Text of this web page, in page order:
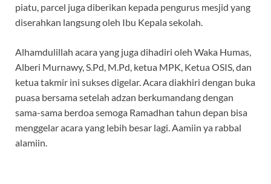
piatu, parcel juga diberikan kepada pengurus mesjid yang
diserahkan langsung oleh Ibu Kepala sekolah.
Alhamdulillah acara yang juga dihadiri oleh Waka Humas,
Alberi Murnawy, S.Pd, M.Pd, ketua MPK, Ketua OSIS, dan
ketua takmir ini sukses digelar. Acara diakhiri dengan buka
puasa bersama setelah adzan berkumandang dengan
sama-sama berdoa semoga Ramadhan tahun depan bisa
menggelar acara yang lebih besar lagi. Aamiin ya rabbal
alamiin.